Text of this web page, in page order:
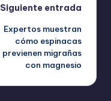
Siguiente entrada
Expertos muestran
cómo espinacas
previenen migrañas
con magnesio